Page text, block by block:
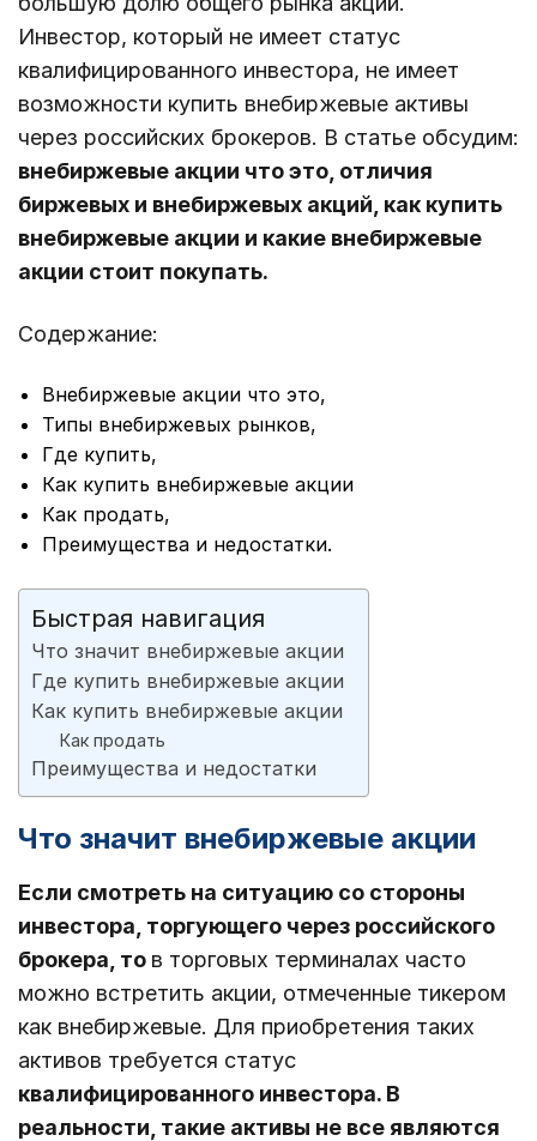
Инвестор, который не имеет статус
квалифицированного инвестора, не имеет
возможности купить внебиржевые активы
через российских брокеров. В статье обсудим:
внебиржевые акции что это, отличия
биржевых и внебиржевых акций, как купить
внебиржевые акции и какие внебиржевые
акции стоит покупать.
Содержание:
Внебиржевые акции что это,
Типы внебиржевых рынков,
Где купить,
Как купить внебиржевые акции
Как продать,
Преимущества и недостатки.
Быстрая навигация
Что значит внебиржевые акции
Где купить внебиржевые акции
Как купить внебиржевые акции
Как продать
Преимущества и недостатки
Что значит внебиржевые акции
Если смотреть на ситуацию со стороны
инвестора, торгующего через российского
брокера, то в торговых терминалах часто
можно встретить акции, отмеченные тикером
как внебиржевые. Для приобретения таких
активов требуется статус
квалифицированного инвестора. В
реальности, такие активы не все являются